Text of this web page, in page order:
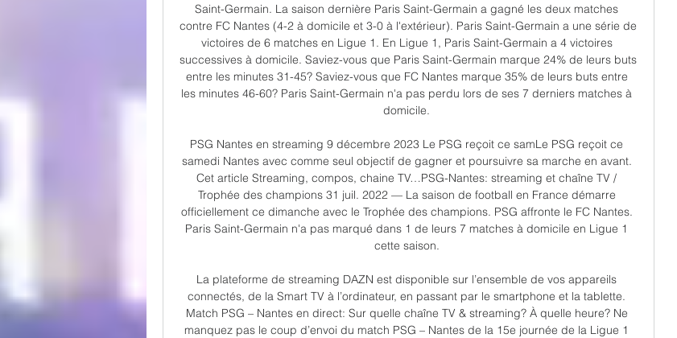
Saint-Germain. La saison dernière Paris Saint-Germain a gagné les deux matches
contre FC Nantes (4-2 à domicile et 3-0 à l'extérieur). Paris Saint-Germain a une série de
victoires de 6 matches en Ligue 1. En Ligue 1, Paris Saint-Germain a 4 victoires
successives à domicile. Saviez-vous que Paris Saint-Germain marque 24% de leurs buts
entre les minutes 31-45? Saviez-vous que FC Nantes marque 35% de leurs buts entre
les minutes 46-60? Paris Saint-Germain n'a pas perdu lors de ses 7 derniers matches à
domicile.
PSG Nantes en streaming 9 décembre 2023 Le PSG reçoit ce samLe PSG reçoit ce
samedi Nantes avec comme seul objectif de gagner et poursuivre sa marche en avant.
Cet article Streaming, compos, chaine TV…PSG-Nantes: streaming et chaîne TV /
Trophée des champions 31 juil. 2022 — La saison de football en France démarre
officiellement ce dimanche avec le Trophée des champions. PSG affronte le FC Nantes.
Paris Saint-Germain n'a pas marqué dans 1 de leurs 7 matches à domicile en Ligue 1
cette saison.
La plateforme de streaming DAZN est disponible sur l’ensemble de vos appareils
connectés, de la Smart TV à l’ordinateur, en passant par le smartphone et la tablette.
Match PSG – Nantes en direct: Sur quelle chaîne TV & streaming? À quelle heure? Ne
manquez pas le coup d’envoi du match PSG – Nantes de la 15e journée de la Ligue 1